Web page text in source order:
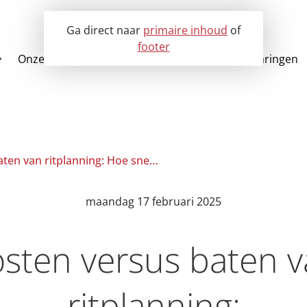
Ga direct naar primaire inhoud of
footer
Onze oplossingen Klantervaringen
Kosten versus baten van ritplanning: Hoe snel verdien ik het terug?
maandag 17 februari 2025
versus baten